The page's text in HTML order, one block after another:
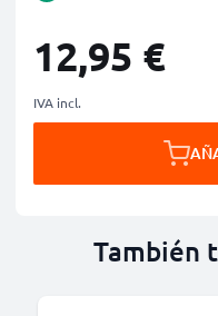
12,95 €
IVA incl.
También